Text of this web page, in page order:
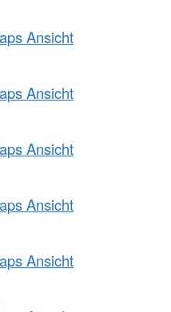
Ansicht
Ansicht
Ansicht
Ansicht
Ansicht